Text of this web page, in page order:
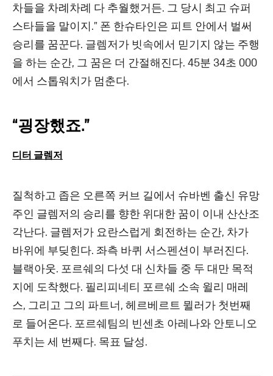
차들을 차례차례 다 추월했거든. 그 당시 최고 슈퍼
스타들을 말이지.” 폰 한슈타인은 피트 안에서 벌써
승리를 꿈꾼다. 글렘저가 빗속에서 믿기지 않는 주행
을 하는 순간, 그 꿈은 더 간절해진다. 45분 34초 000
에서 스톱워치가 멈춘다.
“굉장했죠.”
디터 글렘저
질척하고 좁은 오른쪽 커브 길에서 슈바벤 출신 유망
주인 글렘저의 승리를 향한 위대한 꿈이 이내 산산조
각난다. 글렘저가 요란스럽게 회전하는 순간, 차가
바위에 부딪힌다. 좌측 바퀴 서스펜션이 부러진다.
블랙아웃. 포르쉐의 다섯 대 신차들 중 두 대만 목적
지에 도착했다. 필리피네티 포르쉐 소속 윌리 매레
스, 그리고 그의 파트너, 헤르베르트 뮐러가 첫번째
로 들어온다. 포르쉐팀의 빈센초 아레나와 안토니오
푸치는 세 번째다. 목표 달성.